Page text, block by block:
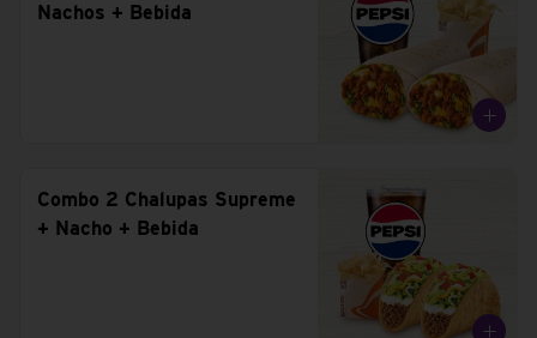
Nachos + Bebida
Combo 2 Chalupas Supreme
+ Nacho + Bebida